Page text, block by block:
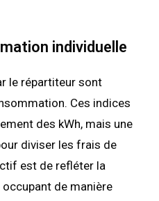
individuelle
le répartiteur sont
Ces indices
des kWh, mais une
diviser les frais de
est de refléter la
de manière